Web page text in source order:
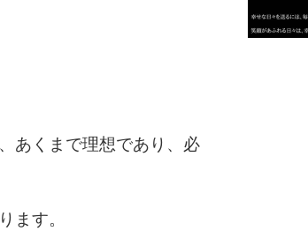
あくまで理想であり、必
ます。
3